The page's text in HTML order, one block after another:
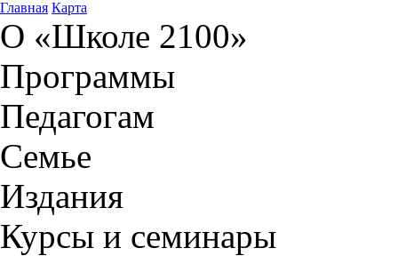
Главная Карта
О «Школе 2100»
Программы
Педагогам
Семье
Издания
Курсы и семинары